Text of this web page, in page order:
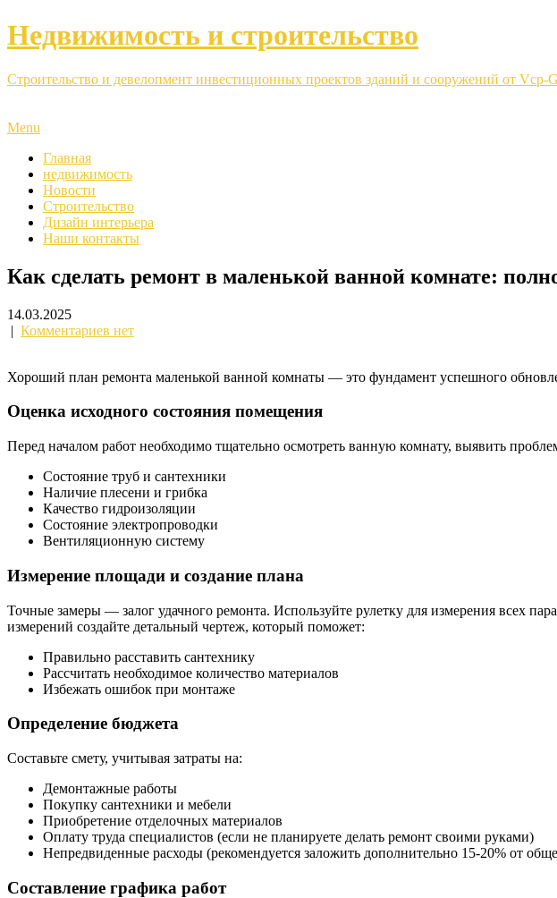
Недвижимость и строительство
Строительство и девелопмент инвестиционных проектов зданий и сооружений от Vcp-
Menu
Главная
недвижимость
Новости
Строительство
Дизайн интерьера
Наши контакты
Как сделать ремонт в маленькой ванной комнате:
14.03.2025
| Комментариев нет
Хороший план ремонта маленькой ванной комнаты — это фундамент успешного
Оценка исходного состояния помещения
Перед началом работ необходимо тщательно осмотреть ванную комнату, выявить
Состояние труб и сантехники
Наличие плесени и грибка
Качество гидроизоляции
Состояние электропроводки
Вентиляционную систему
Измерение площади и создание плана
Точные замеры — залог удачного ремонта. Используйте рулетку для измерения всех
измерений создайте детальный чертеж, который поможет:
Правильно расставить сантехнику
Рассчитать необходимое количество материалов
Избежать ошибок при монтаже
Определение бюджета
Составьте смету, учитывая затраты на:
Демонтажные работы
Покупку сантехники и мебели
Приобретение отделочных материалов
Оплату труда специалистов (если не планируете делать ремонт своими руками)
Непредвиденные расходы (рекомендуется заложить дополнительно 15-20% от
Составление графика работ